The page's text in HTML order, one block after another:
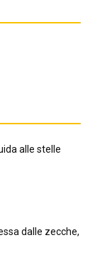
alle stelle
dalle zecche,